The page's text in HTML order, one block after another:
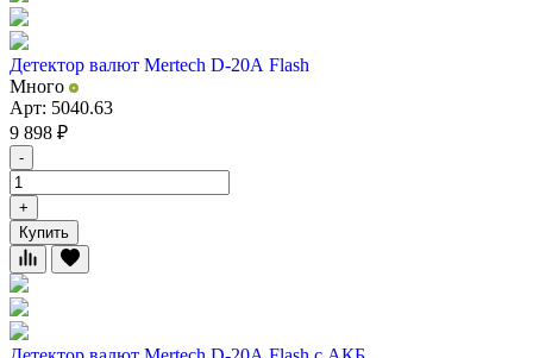
Детектор валют Mertech D-20А Flash
Много
Арт: 5040.63
9 898 ₽
-
+
Купить